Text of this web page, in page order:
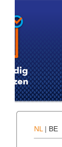
NL | BE